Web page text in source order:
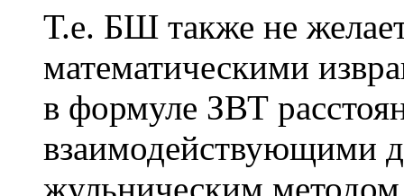
Т.е. БШ также не
математическими
в формуле ЗВТ
взаимодействующими